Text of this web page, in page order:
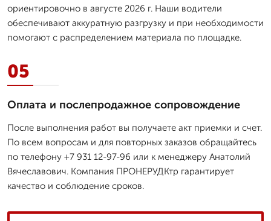
ориентировочно в августе 2026 г. Наши водители
обеспечивают аккуратную разгрузку и при необходимости
помогают с распределением материала по площадке.
05
Оплата и послепродажное сопровождение
После выполнения работ вы получаете акт приемки и счет.
По всем вопросам и для повторных заказов обращайтесь
по телефону +7 931 12-97-96 или к менеджеру Анатолий
Вячеславович. Компания ПРОНЕРУДКтр гарантирует
качество и соблюдение сроков.